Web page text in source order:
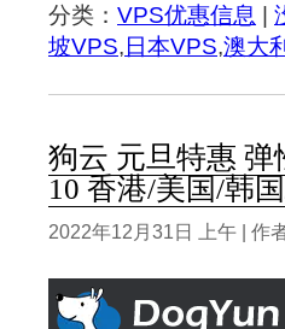
分类： VPS优惠信息 |
坡VPS,日本VPS,澳大
狗云 元旦特惠 弹
10 香港/美国/韩
2022年12月31日 上午 | 作